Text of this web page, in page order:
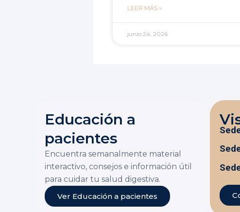
LEER MÁS »
junio 24, 2026
Educación a
pacientes
Encuentra semanalmente material
interactivo, consejos e información útil
para cuidar tu salud digestiva.
Ver Educación a pacientes